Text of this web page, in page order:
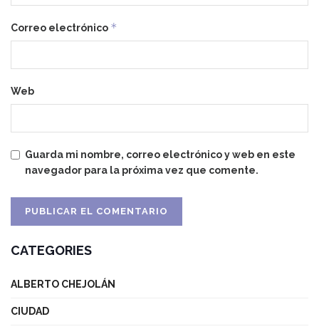
Correo electrónico *
Web
Guarda mi nombre, correo electrónico y web en este
navegador para la próxima vez que comente.
CATEGORIES
ALBERTO CHEJOLÁN
CIUDAD